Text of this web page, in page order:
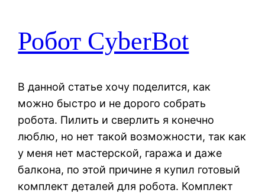
Робот CyberBot
В данной статье хочу поделится, как
можно быстро и не дорого собрать
робота. Пилить и сверлить я конечно
люблю, но нет такой возможности, так как
у меня нет мастерской, гаража и даже
балкона, по этой причине я купил готовый
комплект деталей для робота. Комплект